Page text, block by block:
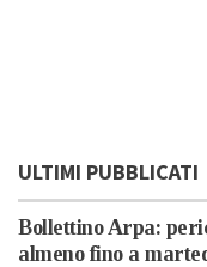
ULTIMI PUBBLICATI
Bollettino Arpa:
almeno fino a